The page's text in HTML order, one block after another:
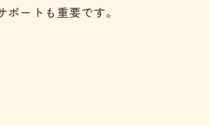
トとは
体制
コツ
解説
ートも重要です。